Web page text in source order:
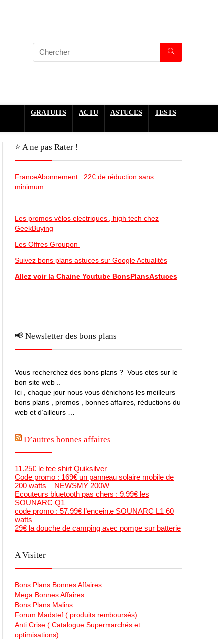
GRATUITS ACTU ASTUCES TESTS
⭐️ A ne pas Rater !
FranceAbonnement : 22€ de réduction sans
minimum
Les promos vélos electriques , high tech chez
GeekBuying
Les Offres Groupon
Suivez bons plans astuces sur Google Actualités
Allez voir la Chaine Youtube BonsPlansAstuces
📢 Newsletter des bons plans
Vous recherchez des bons plans ? Vous etes sur le
bon site web ..
Ici , chaque jour nous vous dénichons les meilleurs
bons plans , promos , bonnes affaires, réductions du
web et d’ailleurs …
D’autres bonnes affaires
11.25€ le tee shirt Quiksilver
Code promo : 169€ un panneau solaire mobile de
200 watts – NEWSMY 200W
Ecouteurs bluetooth pas chers : 9.99€ les
SOUNARC Q1
code promo : 57.99€ l’enceinte SOUNARC L1 60
watts
29€ la douche de camping avec pompe sur batterie
A Visiter
Bons Plans Bonnes Affaires
Mega Bonnes Affaires
Bons Plans Malins
Forum Madstef ( produits remboursés)
Anti Crise ( Catalogue Supermarchés et
optimisations)